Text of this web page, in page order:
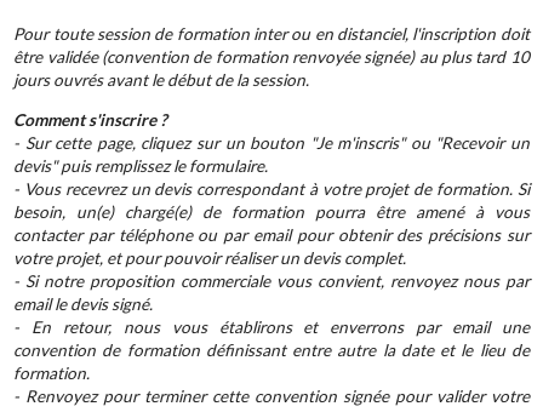
Pour toute session de formation inter ou en distanciel, l'inscription doit
être validée (convention de formation renvoyée signée) au plus tard 10
jours ouvrés avant le début de la session.
Comment s'inscrire ?
- Sur cette page, cliquez sur un bouton "Je m'inscris" ou "Recevoir un
devis" puis remplissez le formulaire.
- Vous recevrez un devis correspondant à votre projet de formation. Si
besoin, un(e) chargé(e) de formation pourra être amené à vous
contacter par téléphone ou par email pour obtenir des précisions sur
votre projet, et pour pouvoir réaliser un devis complet.
- Si notre proposition commerciale vous convient, renvoyez nous par
email le devis signé.
- En retour, nous vous établirons et enverrons par email une
convention de formation définissant entre autre la date et le lieu de
formation.
- Renvoyez pour terminer cette convention signée pour valider votre